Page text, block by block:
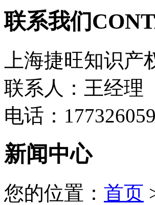
联系我们
上海捷旺知识
联系人：王经理
电话：
新闻中心
您的位置： 首页